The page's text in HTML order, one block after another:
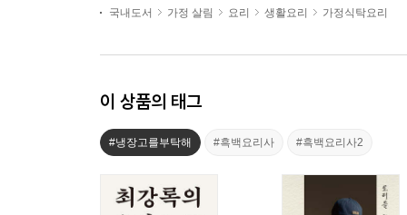
국내도서
가정 살림 요리 생활요리 가정식탁요리
이 상품의 태그
#냉장고를부탁해 #흑백요리사 #흑백요리사2